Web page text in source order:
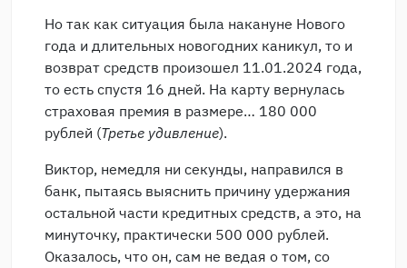
Но так как ситуация была накануне Нового
года и длительных новогодних каникул, то и
возврат средств произошел 11.01.2024 года,
то есть спустя 16 дней. На карту вернулась
страховая премия в размере… 180 000
рублей (Третье удивление).
Виктор, немедля ни секунды, направился в
банк, пытаясь выяснить причину удержания
остальной части кредитных средств, а это, на
минуточку, практически 500 000 рублей.
Оказалось, что он, сам не ведая о том, со